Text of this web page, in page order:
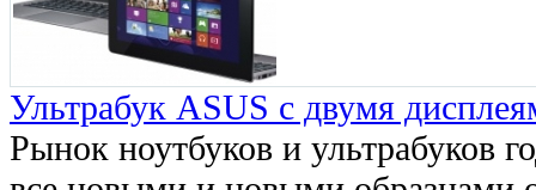
Ультрабук ASUS с двумя
Рынок ноутбуков и ультрабуков